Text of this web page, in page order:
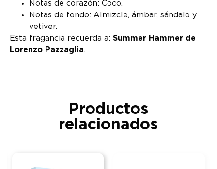
Notas de corazón: Coco.
Notas de fondo: Almizcle, ámbar, sándalo y
vetiver.
Esta fragancia recuerda a: Summer Hammer de
Lorenzo Pazzaglia.
Productos
relacionados